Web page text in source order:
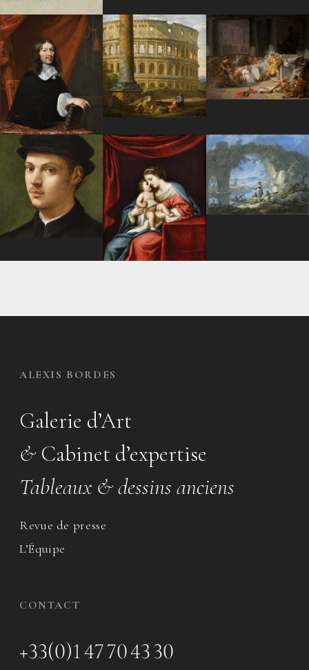
ALEXIS BORDES
Galerie d’Art
& Cabinet d’expertise
Tableaux & dessins anciens
Revue de presse
L’Équipe
CONTACT
+33(0)1 47 70 43 30